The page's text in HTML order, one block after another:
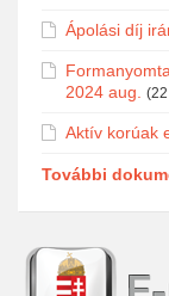
Ápolási díj
2024 aug.
Aktív korúak
További